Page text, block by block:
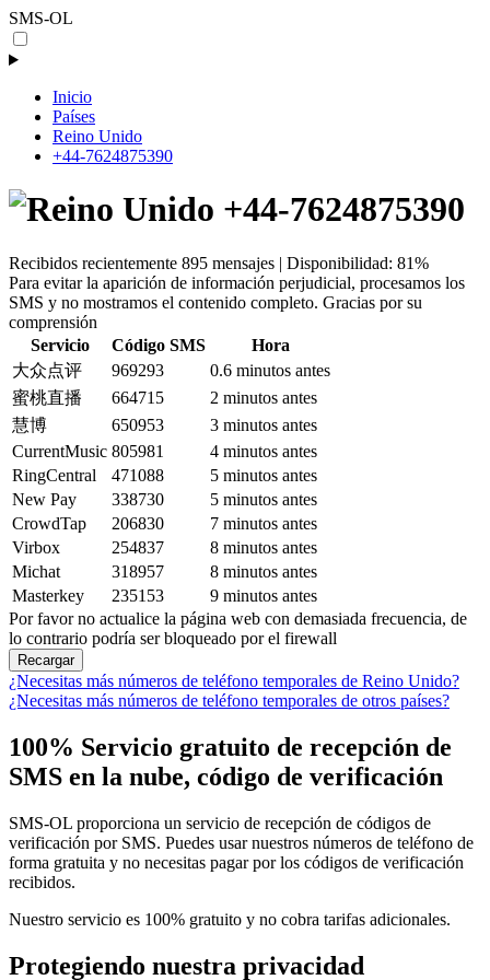
SMS-OL
Inicio
Países
Reino Unido
+44-7624875390
+44-7624875390
Recibidos recientemente 895 mensajes | Disponibilidad: 81%
Para evitar la aparición de información perjudicial, procesamos los
SMS y no mostramos el contenido completo. Gracias por su
comprensión
Servicio
Código SMS
Hora
大众点评
969293
0.6 minutos antes
蜜桃直播
664715
2 minutos antes
慧博
650953
3 minutos antes
CurrentMusic 805981
4 minutos antes
RingCentral
471088
5 minutos antes
New Pay
338730
5 minutos antes
CrowdTap
206830
7 minutos antes
Virbox
254837
8 minutos antes
Michat
318957
8 minutos antes
Masterkey
235153
9 minutos antes
Por favor no actualice la página web con demasiada frecuencia, de
lo contrario podría ser bloqueado por el firewall
Recargar
¿Necesitas más números de teléfono temporales de Reino Unido?
¿Necesitas más números de teléfono temporales de otros países?
100% Servicio gratuito de recepción de
SMS en la nube, código de verificación
SMS-OL proporciona un servicio de recepción de códigos de
verificación por SMS. Puedes usar nuestros números de teléfono de
forma gratuita y no necesitas pagar por los códigos de verificación
recibidos.
Nuestro servicio es 100% gratuito y no cobra tarifas adicionales.
Protegiendo nuestra privacidad